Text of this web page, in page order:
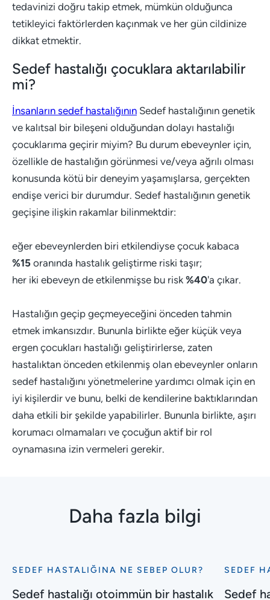
tedavinizi doğru takip etmek, mümkün olduğunca
tetikleyici faktörlerden kaçınmak ve her gün cildinize
dikkat etmektir.
Sedef hastalığı çocuklara aktarılabilir
mi?
İnsanların sedef hastalığının Sedef hastalığının genetik
ve kalıtsal bir bileşeni olduğundan dolayı hastalığı
çocuklarıma geçirir miyim? Bu durum ebeveynler için,
özellikle de hastalığın görünmesi ve/veya ağrılı olması
konusunda kötü bir deneyim yaşamışlarsa, gerçekten
endişe verici bir durumdur. Sedef hastalığının genetik
geçişine ilişkin rakamlar bilinmektdir:
eğer ebeveynlerden biri etkilendiyse çocuk kabaca
%15 oranında hastalık geliştirme riski taşır;
her iki ebeveyn de etkilenmişse bu risk %40'a çıkar.
Hastalığın geçip geçmeyeceğini önceden tahmin
etmek imkansızdır. Bununla birlikte eğer küçük veya
ergen çocukları hastalığı geliştirirlerse, zaten
hastalıktan önceden etkilenmiş olan ebeveynler onların
sedef hastalığını yönetmelerine yardımcı olmak için en
iyi kişilerdir ve bunu, belki de kendilerine baktıklarından
daha etkili bir şekilde yapabilirler. Bununla birlikte, aşırı
korumacı olmamaları ve çocuğun aktif bir rol
oynamasına izin vermeleri gerekir.
Daha fazla bilgi
Keşfet
Sedef
SEDEF HASTALIĞINA NE SEBEP OLUR?
Sedef hastalığı otoimmün bir hastalık
Keşfet
Sedef
SEDEF
Sedef